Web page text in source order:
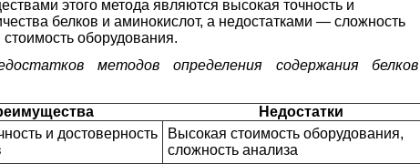
этого метода являются высокая точность и
белков и аминокислот, а недостатками — сложность
оборудования.
методов определения содержания
Недостатки
и достоверность
Высокая стоимость оборудования,
сложность анализа